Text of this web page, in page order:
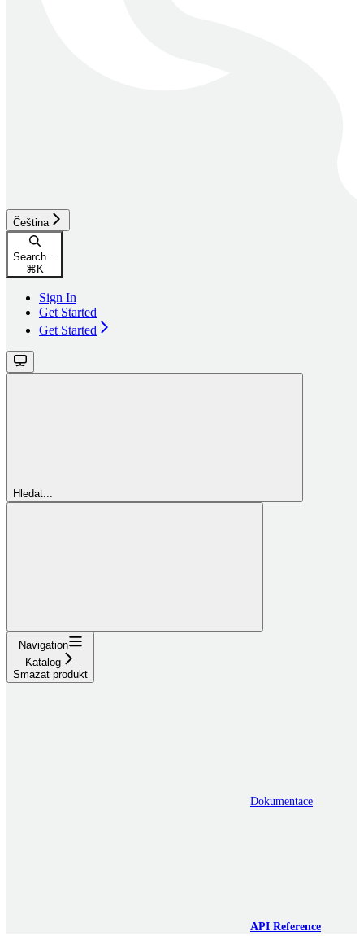
Čeština
Search...
⌘K
Sign In
Get Started
Get Started
Hledat...
Navigation
Katalog
Smazat produkt
Dokumentace
API Reference